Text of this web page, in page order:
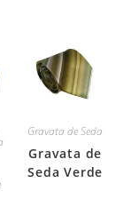
Gravata de Seda
Gravata de
Seda Verde